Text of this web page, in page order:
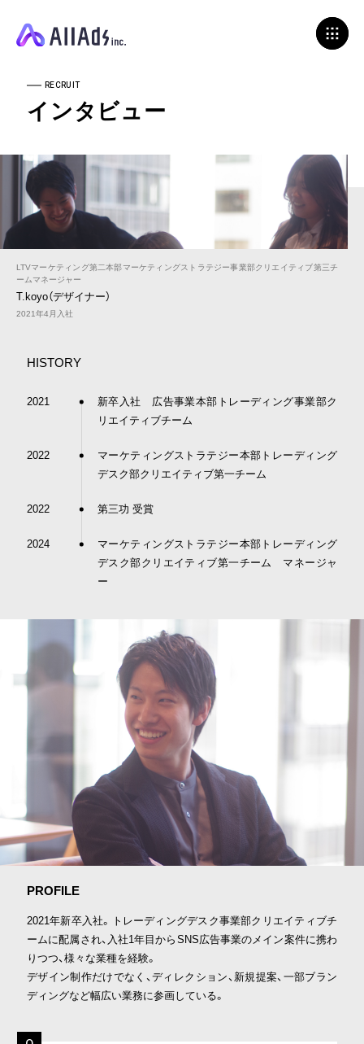
RECRUIT
インタビュー
LTVマーケティング第二本部マーケティングストラテジー事業部クリエイティブ第三チ
ームマネージャー
T.koyo（デザイナー）
2021年4月入社
HISTORY
2021
新卒入社 広告事業本部トレーディング事業部ク
リエイティブチーム
2022
マーケティングストラテジー本部トレーディング
デスク部クリエイティブ第一チーム
2022 第三功 受賞
2024
マーケティングストラテジー本部トレーディング
デスク部クリエイティブ第一チーム マネージャ
ー
PROFILE
2021年新卒入社。トレーディングデスク事業部クリエイティブチ
ームに配属され、入社1年目からSNS広告事業のメイン案件に携わ
りつつ、様々な業種を経験。
デザイン制作だけでなく、ディレクション、新規提案、一部ブラン
ディングなど幅広い業務に参画している。